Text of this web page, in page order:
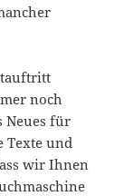
noch
Neues für
Texte und
wir Ihnen